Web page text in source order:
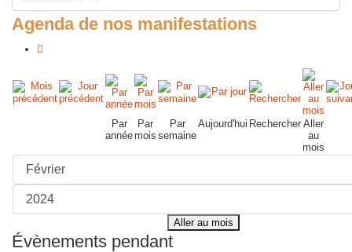
Agenda de nos manifestations
Par
année
Par
mois
Par
semaine
Aujourd'hui Rechercher Aller
au
mois
Aller au mois
Évènements pendant